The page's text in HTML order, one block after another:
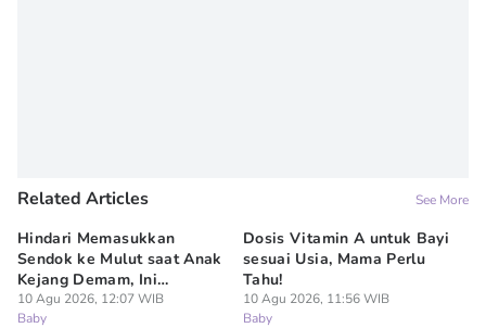
Related Articles See More
Hindari Memasukkan
Sendok ke Mulut saat Anak
Kejang Demam, Ini
Bahayanya
10 Agu 2026, 12:07 WIB
Baby
Dosis Vitamin A untuk Bayi
sesuai Usia, Mama Perlu
Tahu!
10 Agu 2026, 11:56 WIB
Baby